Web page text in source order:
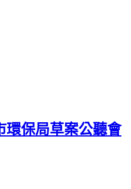
環保局草案公聽會